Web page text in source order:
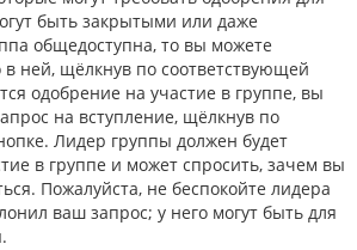
быть закрытыми или даже
общедоступна, то вы можете
в ней, щёлкнув по соответствующей
одобрение на участие в группе, вы
на вступление, щёлкнув по
Лидер группы должен будет
в группе и может спросить, зачем вы
Пожалуйста, не беспокойте лидера
ваш запрос; у него могут быть для